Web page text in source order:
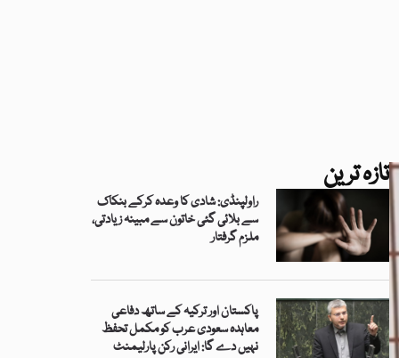
تازہ ترین
راولپنڈی: شادی کا وعدہ کرکے بنکاک
سے بلائی گئی خاتون سے مبینہ زیادتی،
ملزم گرفتار
پاکستان اور ترکیہ کے ساتھ دفاعی
معاہدہ سعودی عرب کو مکمل تحفظ
نہیں دے گا: ایرانی رکن پارلیمنٹ